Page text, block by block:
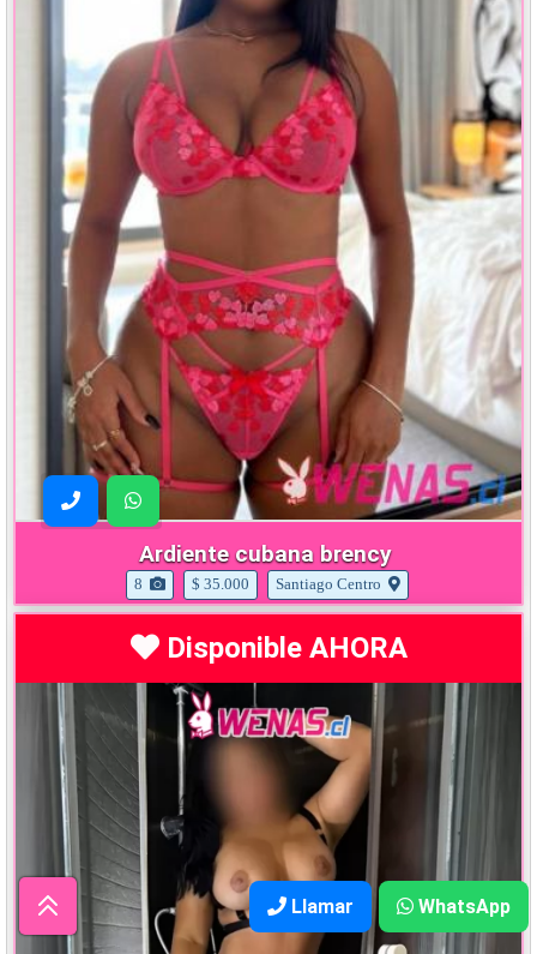
Ardiente cubana brency
8 $ 35.000 Santiago Centro
Disponible AHORA
Llamar WhatsApp